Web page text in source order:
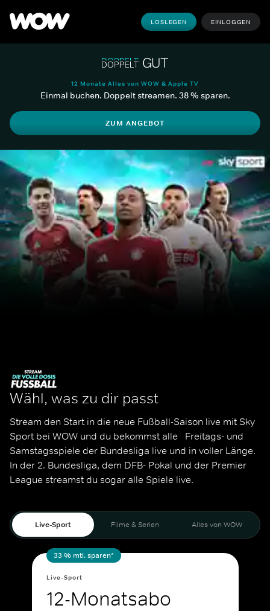
LOSLEGEN EINLOGGEN
12 Monate Alles von WOW & Apple TV
Einmal buchen. Doppelt streamen. 38 % sparen.
ZUM ANGEBOT
Wähl, was zu dir passt
Stream den Start in die neue Fußball-Saison live mit Sky
Sport bei WOW und du bekommst alle   Freitags- und
Samstagsspiele der Bundesliga live und in voller Länge.
In der 2. Bundesliga, dem DFB- Pokal und der Premier
League streamst du sogar alle Spiele live.
Live-Sport Filme & Serien Alles von WOW
33 % mtl. sparen*
Live-Sport
12-Monatsabo